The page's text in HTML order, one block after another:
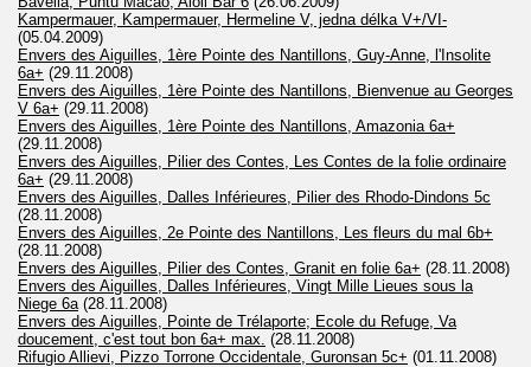
Kampermauer, Kampermauer, Hermeline V, jedna délka V+/VI-
(05.04.2009)
Envers des Aiguilles, 1ère Pointe des Nantillons, Guy-Anne, l'Insolite
6a+ (29.11.2008)
Envers des Aiguilles, 1ère Pointe des Nantillons, Bienvenue au Georges
V 6a+ (29.11.2008)
Envers des Aiguilles, 1ère Pointe des Nantillons, Amazonia 6a+
(29.11.2008)
Envers des Aiguilles, Pilier des Contes, Les Contes de la folie ordinaire
6a+ (29.11.2008)
Envers des Aiguilles, Dalles Inférieures, Pilier des Rhodo-Dindons 5c
(28.11.2008)
Envers des Aiguilles, 2e Pointe des Nantillons, Les fleurs du mal 6b+
(28.11.2008)
Envers des Aiguilles, Pilier des Contes, Granit en folie 6a+ (28.11.2008)
Envers des Aiguilles, Dalles Inférieures, Vingt Mille Lieues sous la
Niege 6a (28.11.2008)
Envers des Aiguilles, Pointe de Trélaporte; Ecole du Refuge, Va
doucement, c'est tout bon 6a+ max. (28.11.2008)
Rifugio Allievi, Pizzo Torrone Occidentale, Guronsan 5c+ (01.11.2008)